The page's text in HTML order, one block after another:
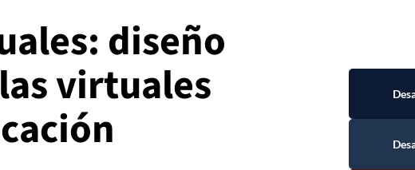
diseño
virtuales